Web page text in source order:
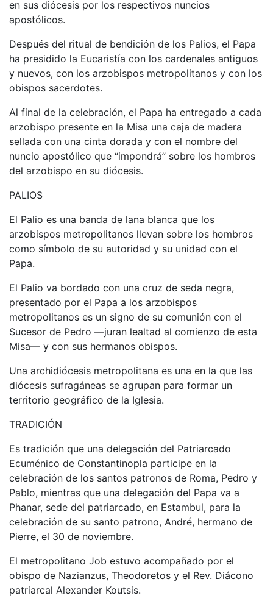
en sus diócesis por los respectivos nuncios
apostólicos.
Después del ritual de bendición de los Palios, el Papa
ha presidido la Eucaristía con los cardenales antiguos
y nuevos, con los arzobispos metropolitanos y con los
obispos sacerdotes.
Al final de la celebración, el Papa ha entregado a cada
arzobispo presente en la Misa una caja de madera
sellada con una cinta dorada y con el nombre del
nuncio apostólico que “impondrá” sobre los hombros
del arzobispo en su diócesis.
PALIOS
El Palio es una banda de lana blanca que los
arzobispos metropolitanos llevan sobre los hombros
como símbolo de su autoridad y su unidad con el
Papa.
El Palio va bordado con una cruz de seda negra,
presentado por el Papa a los arzobispos
metropolitanos es un signo de su comunión con el
Sucesor de Pedro —juran lealtad al comienzo de esta
Misa— y con sus hermanos obispos.
Una archidiócesis metropolitana es una en la que las
diócesis sufragáneas se agrupan para formar un
territorio geográfico de la Iglesia.
TRADICIÓN
Es tradición que una delegación del Patriarcado
Ecuménico de Constantinopla participe en la
celebración de los santos patronos de Roma, Pedro y
Pablo, mientras que una delegación del Papa va a
Phanar, sede del patriarcado, en Estambul, para la
celebración de su santo patrono, André, hermano de
Pierre, el 30 de noviembre.
El metropolitano Job estuvo acompañado por el
obispo de Nazianzus, Theodoretos y el Rev. Diácono
patriarcal Alexander Koutsis.